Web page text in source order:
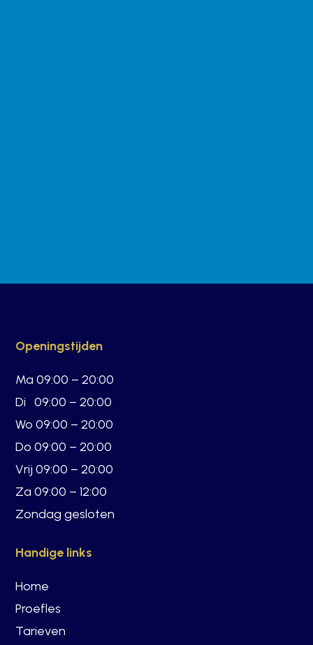
Openingstijden
Ma 09:00 – 20:00
Di 09:00 – 20:00
Wo 09:00 – 20:00
Do 09:00 – 20:00
Vrij 09:00 – 20:00
Za 09:00 – 12:00
Zondag gesloten
Handige links
Home
Proefles
Tarieven